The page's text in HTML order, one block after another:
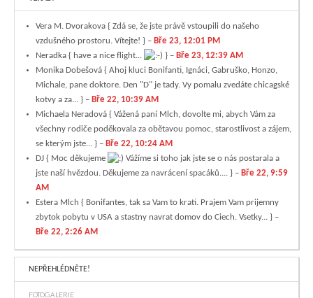
Vera M. Dvorakova { Zdá se, že jste právě vstoupili do našeho
vzdušného prostoru. Vítejte! } – Bře 23, 12:01 PM
Neradka { have a nice flight... } – Bře 23, 12:39 AM
Monika Dobešová { Ahoj kluci Bonifanti, Ignáci, Gabruško, Honzo,
Michale, pane doktore. Den "D" je tady. Vy pomalu zvedáte chicagské
kotvy a za... } – Bře 22, 10:39 AM
Michaela Neradová { Vážená paní Mlch, dovolte mi, abych Vám za
všechny rodiče poděkovala za obětavou pomoc, starostlivost a zájem,
se kterým jste... } – Bře 22, 10:24 AM
DJ { Moc děkujeme
Vážíme si toho jak jste se o nás postarala a
jste naší hvězdou. Děkujeme za navrácení spacáků.... } – Bře 22, 9:59
AM
Estera Mlch { Bonifantes, tak sa Vam to krati. Prajem Vam prijemny
zbytok pobytu v USA a stastny navrat domov do Ciech. Vsetky... } –
Bře 22, 2:26 AM
NEPŘEHLÉDNĚTE!
FOTOGALERIE